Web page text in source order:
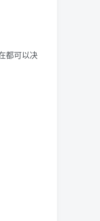
都可以决